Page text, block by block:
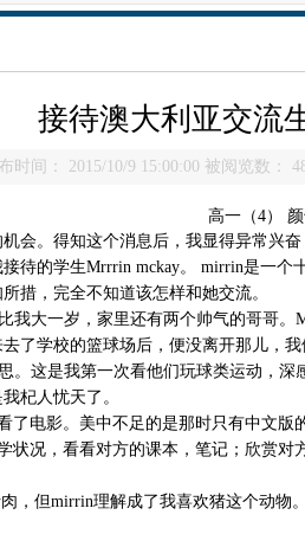
接待澳大利亚交流
时间： 2015/10/9 15:00:00 被阅览数：
高一（4）
会。得知这个消息后，我显得异常兴奋
待的学生Mrrrin mckay。 mirrin是一
措，完全不知道该怎样和她交流。
大一岁，家里还有两个帅气的哥哥
了学校的篮球场后，便没离开那儿，
。这是我第一次看他们玩球类运动，
杞人忧天了。
电影。美中不足的是那时只有中文版
况，看看对方的课本，笔记；欣赏
，但mirrin理解成了我喜欢猪这个动